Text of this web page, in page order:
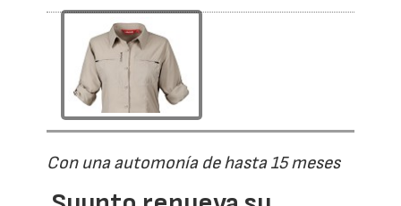
Con una automonía de hasta 15 meses